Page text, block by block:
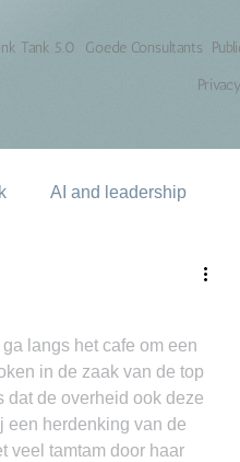
Tank 5.0 Goede Consultants
AI and leadership
langs het cafe om een
in de zaak van de top
dat de overheid ook deze
een herdenking van de
veel tamtam door haar